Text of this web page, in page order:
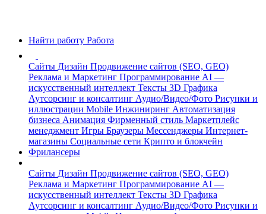
Найти работу Работа
Сайты Дизайн Продвижение сайтов (SEO, GEO)
Реклама и Маркетинг Программирование AI —
искусственный интеллект Тексты 3D Графика
Аутсорсинг и консалтинг Аудио/Видео/Фото Рисунки и
иллюстрации Mobile Инжиниринг Автоматизация
бизнеса Анимация Фирменный стиль Маркетплейс
менеджмент Игры Браузеры Мессенджеры Интернет-
магазины Социальные сети Крипто и блокчейн
Фрилансеры
Сайты Дизайн Продвижение сайтов (SEO, GEO)
Реклама и Маркетинг Программирование AI —
искусственный интеллект Тексты 3D Графика
Аутсорсинг и консалтинг Аудио/Видео/Фото Рисунки и